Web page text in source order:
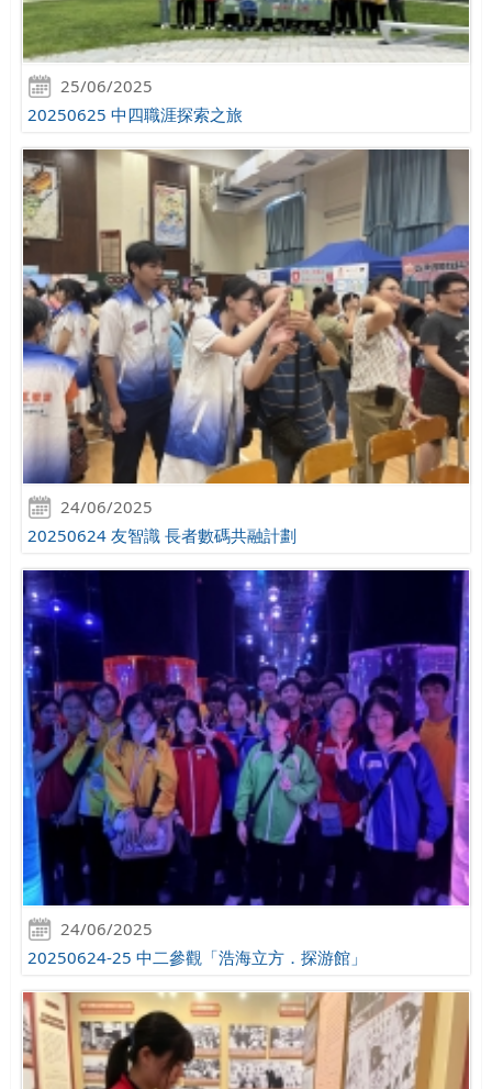
25/06/2025
20250625 中四職涯探索之旅
24/06/2025
20250624 友智識 長者數碼共融計劃
24/06/2025
20250624-25 中二參觀「浩海立方．探游館」